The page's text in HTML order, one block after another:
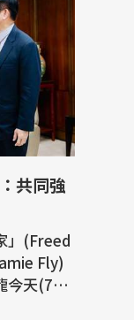
共同強
」(Freed
Fly)
天(7日)
部正積